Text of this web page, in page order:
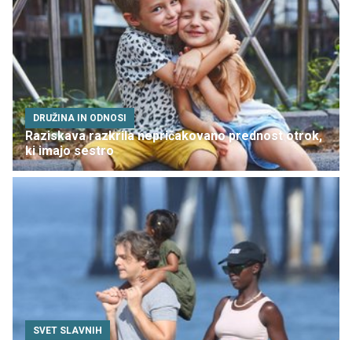
DRUŽINA IN ODNOSI
Raziskava razkrila nepričakovano prednost otrok,
ki imajo sestro
SVET SLAVNIH